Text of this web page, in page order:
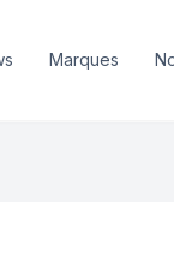
Marques